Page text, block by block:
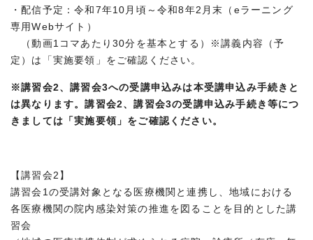
・配信予定：令和7年10月頃～令和8年2月末（eラーニング
専用Webサイト）
（動画1コマあたり30分を基本とする）※講義内容（予
定）は「実施要領」をご確認ください。
※講習会2、講習会3への受講申込みは本受講申込み手続きと
は異なります。講習会2、講習会3の受講申込み手続き等につ
きましては「実施要領」をご確認ください。
【講習会2】
講習会1の受講対象となる医療機関と連携し、地域における
各医療機関の院内感染対策の推進を図ることを目的とした講
習会